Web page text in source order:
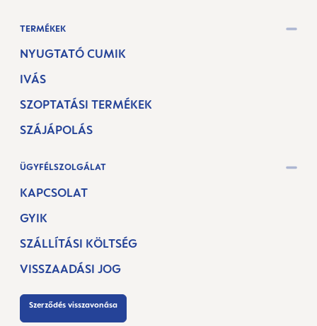
TERMÉKEK
NYUGTATÓ CUMIK
IVÁS
SZOPTATÁSI TERMÉKEK
SZÁJÁPOLÁS
ÜGYFÉLSZOLGÁLAT
KAPCSOLAT
GYIK
SZÁLLÍTÁSI KÖLTSÉG
VISSZAADÁSI JOG
Szerződés visszavonása